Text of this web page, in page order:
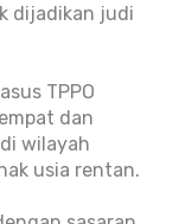
dijadikan judi
TPPO
dan
wilayah
usia rentan.